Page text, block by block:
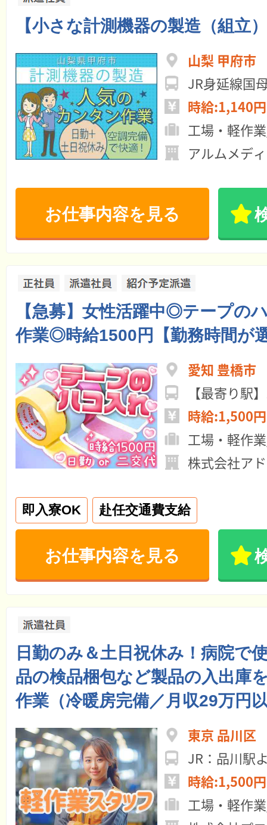
【小さな計測機器の製造（組立
山梨 甲府市
JR身延線国
時給:1,140
工場・軽作
アルムメデ
お仕事内容を見る
【急募】女性活躍中◎テープの
作業◎時給1500円【勤務時間が
愛知 豊橋市
【最寄り駅
時給:1,500
工場・軽作
株式会社ア
即入寮OK 赴任交通費支給
お仕事内容を見る
日勤のみ＆土日祝休み！病院で
品の検品梱包など製品の入出庫
作業（冷暖房完備／月収29万円
東京 品川区
JR：品川駅
時給:1,500
工場・軽作